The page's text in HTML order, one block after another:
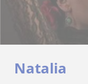
Natalia